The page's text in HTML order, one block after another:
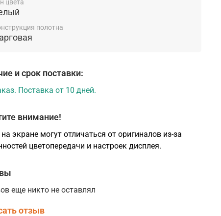
цвета
полотна
и срок поставки:
Поставка от 10 дней.
внимание!
экране могут отличаться от оригиналов из-за
цветопередачи и настроек дисплея.
еще никто не оставлял
отзыв